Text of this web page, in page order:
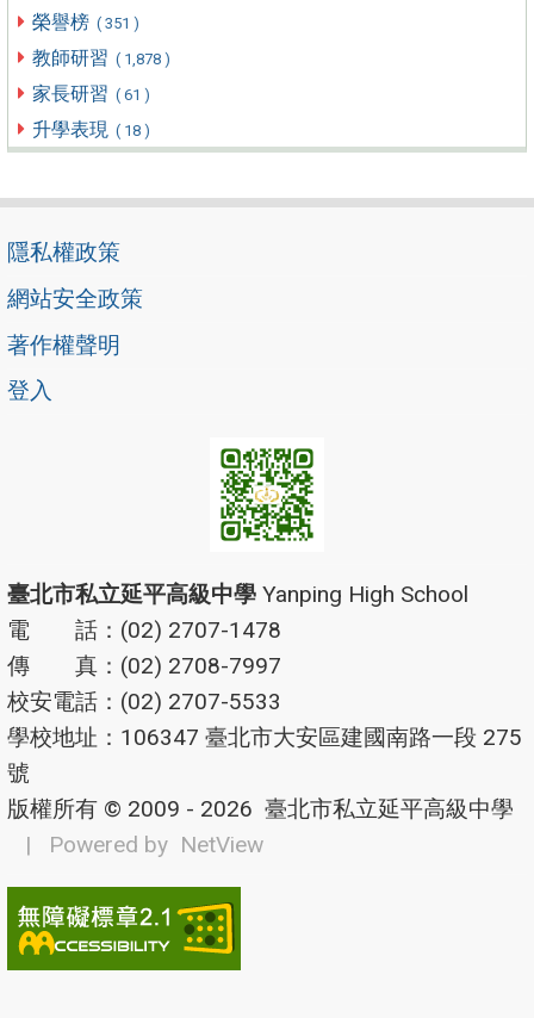
榮譽榜 ( 351 )
教師研習 ( 1,878 )
家長研習 ( 61 )
升學表現 ( 18 )
隱私權政策
網站安全政策
著作權聲明
登入
臺北市私立延平高級中學 Yanping High School
電 話：(02) 2707-1478
傳 真：(02) 2708-7997
校安電話：(02) 2707-5533
學校地址：106347 臺北市大安區建國南路一段 275
號
版權所有 © 2009 - 2026 臺北市私立延平高級中學
| Powered by NetView